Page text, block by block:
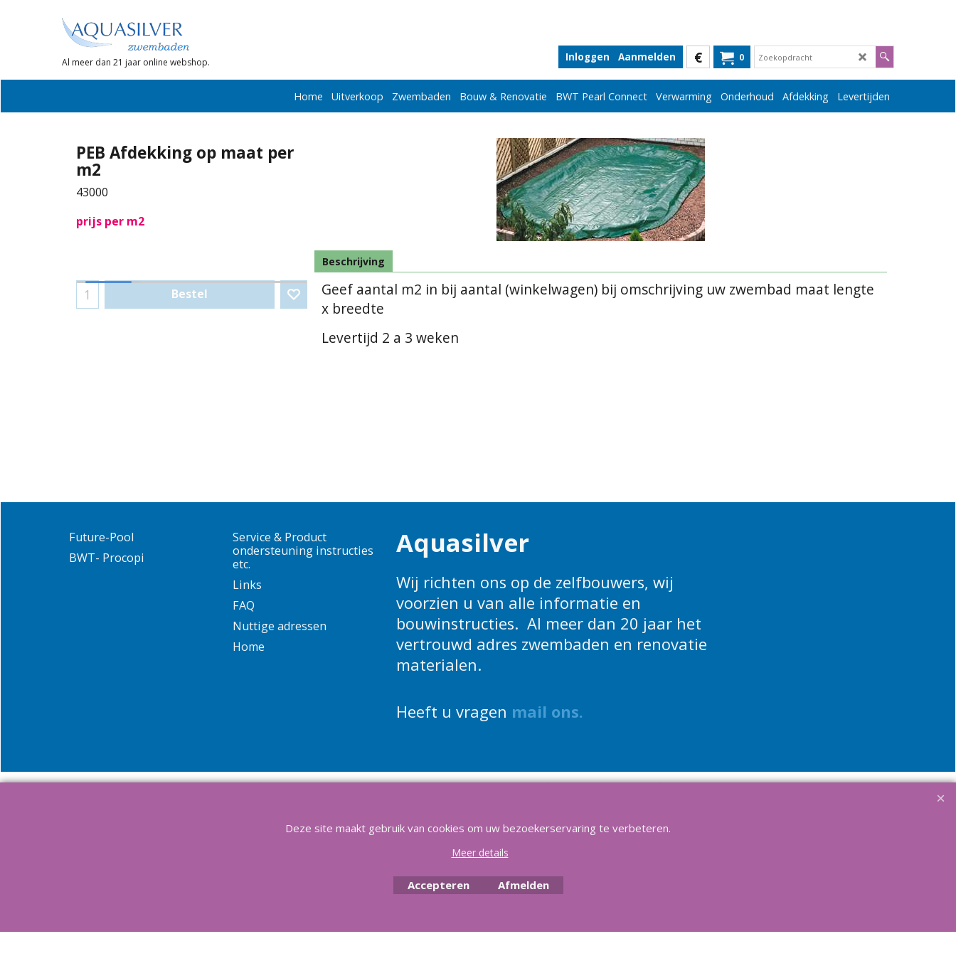
Al meer dan 21 jaar online webshop. 0
€
Inloggen Aanmelden
Home Uitverkoop Zwembaden Bouw & Renovatie BWT Pearl Connect Verwarming Onderhoud Afdekking Levertijden
PEB Afdekking op maat per
m2
43000
prijs per m2
Bestel
Beschrijving
Geef aantal m2 in bij aantal (winkelwagen) bij omschrijving uw zwembad maat lengte
x breedte
Levertijd 2 a 3 weken
Future-Pool
BWT- Procopi
Service & Product
ondersteuning instructies
etc.
Links
FAQ
Nuttige adressen
Home
Aquasilver
Wij richten ons op de zelfbouwers, wij
voorzien u van alle informatie en
bouwinstructies. Al meer dan 20 jaar het
vertrouwd adres zwembaden en renovatie
materialen.
Heeft u vragen mail ons.
Info Contact Service & Reparatie Privacy Voorwaarden Favorieten Winkelmandje
Deze site maakt gebruik van cookies om uw bezoekerservaring te verbeteren.
Meer details
Accepteren Afmelden